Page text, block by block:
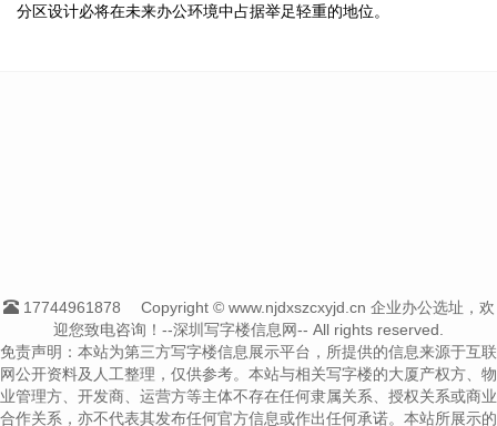
分区设计必将在未来办公环境中占据举足轻重的地位。
17744961878
Copyright © www.njdxszcxyjd.cn 企业办公选址，欢
迎您致电咨询！--深圳写字楼信息网-- All rights reserved.
免责声明：本站为第三方写字楼信息展示平台，所提供的信息来源于互联
网公开资料及人工整理，仅供参考。本站与相关写字楼的大厦产权方、物
业管理方、开发商、运营方等主体不存在任何隶属关系、授权关系或商业
合作关系，亦不代表其发布任何官方信息或作出任何承诺。本站所展示的